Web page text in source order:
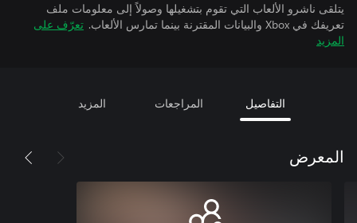
يتلقى ناشرو الألعاب التي تقوم بتشغيلها وصولاً إلى معلومات ملف
تعريفك في Xbox والبيانات المقترنة بينما تمارس الألعاب.
تعرّف على
المزيد
التفاصيل المراجعات المزيد
المعرض